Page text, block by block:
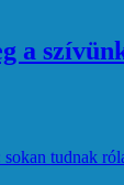
a
tudnak